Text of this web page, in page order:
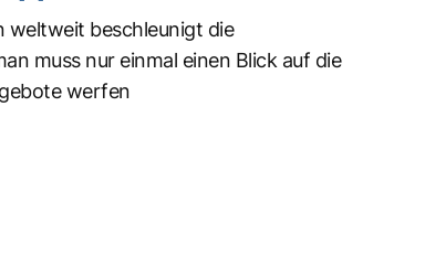
weltweit beschleunigt die
muss nur einmal einen Blick auf die
werfen